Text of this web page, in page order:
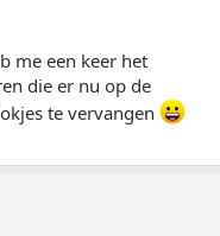
me een keer het
die er nu op de
te vervangen